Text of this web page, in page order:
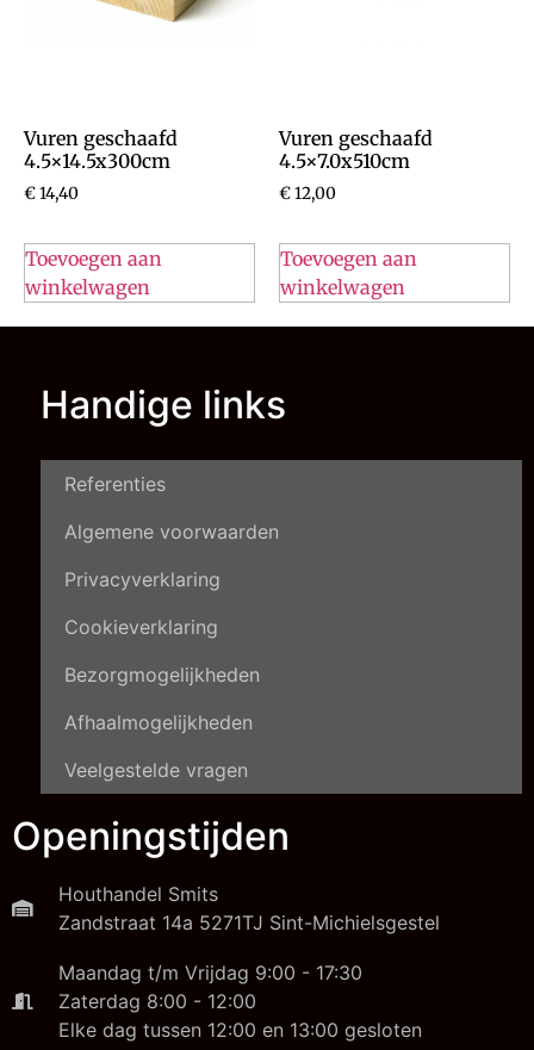
Vuren geschaafd
4.5×14.5x300cm
€14,40
Toevoegen aan
winkelwagen
Vuren geschaafd
4.5×7.0x510cm
€12,00
Toevoegen aan
winkelwagen
Handige links
Referenties
Algemene voorwaarden
Privacyverklaring
Cookieverklaring
Bezorgmogelijkheden
Afhaalmogelijkheden
Veelgestelde vragen
Openingstijden
Houthandel Smits
Zandstraat 14a 5271TJ Sint-Michielsgestel
Maandag t/m Vrijdag 9:00 - 17:30
Zaterdag 8:00 - 12:00
Elke dag tussen 12:00 en 13:00 gesloten